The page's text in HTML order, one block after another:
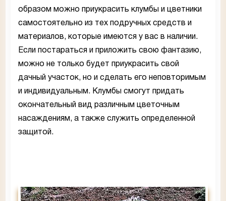
образом можно приукрасить клумбы и цветники
самостоятельно из тех подручных средств и
материалов, которые имеются у вас в наличии.
Если постараться и приложить свою фантазию,
можно не только будет приукрасить свой
дачный участок, но и сделать его неповторимым
и индивидуальным. Клумбы смогут придать
окончательный вид различным цветочным
насаждениям, а также служить определенной
защитой.